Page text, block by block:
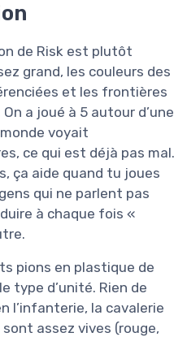
de Risk est plutôt
grand, les couleurs des
et les frontières
a joué à 5 autour d’une
voyait
ce qui est déjà pas mal.
ça aide quand tu joues
qui ne parlent pas
à chaque fois «
pions en plastique de
type d’unité. Rien de
l’infanterie, la cavalerie
assez vives (rouge,